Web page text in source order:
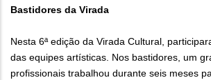
Bastidores da Virada
Nesta 6ª edição da Virada Cultural,
das equipes artísticas. Nos bastidores, um
profissionais trabalhou durante seis meses